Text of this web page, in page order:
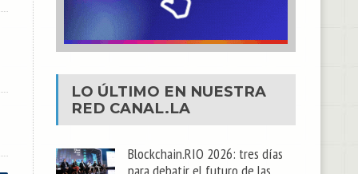
LO ÚLTIMO EN NUESTRA
RED CANAL.LA
Blockchain.RIO 2026: tres días
para debatir el futuro de las